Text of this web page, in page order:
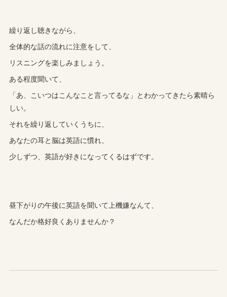
繰り返し聴きながら、
全体的な話の流れに注意をして、
リスニングを楽しみましょう。
ある程度聞いて、
「あ、こいつはこんなこと言ってるな」とわかってきたら素晴ら
しい。
それを繰り返していくうちに、
あなたの耳と脳は英語に慣れ、
少しずつ、英語が好きになってくるはずです。
昼下がりの午後に英語を聞いて上機嫌なんて、
なんだか格好良くありませんか？